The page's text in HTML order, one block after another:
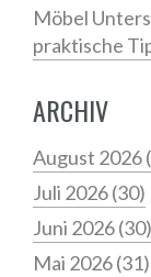
Möbel
praktische
ARCHIV
August 2026
Juli 2026(30)
Juni 2026(30)
Mai 2026(31)